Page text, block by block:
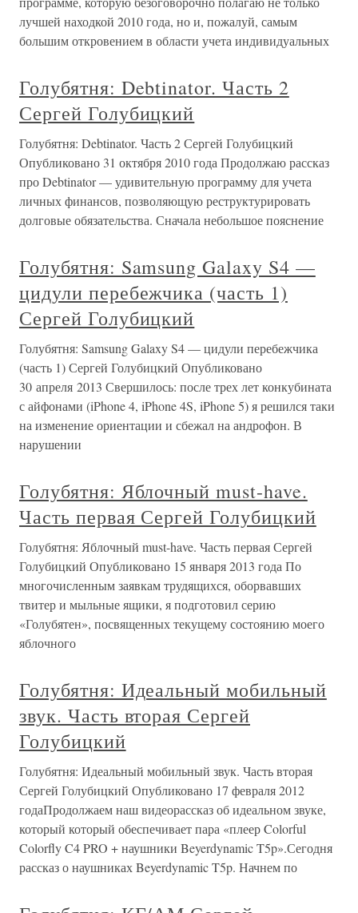
лучшей находкой 2010 года, но и, пожалуй, самым
большим откровением в области учета индивидуальных
Голубятня: Debtinator. Часть 2
Сергей Голубицкий
Голубятня: Debtinator. Часть 2 Сергей Голубицкий
Опубликовано 31 октября 2010 года Продолжаю рассказ
про Debtinator — удивительную программу для учета
личных финансов, позволяющую реструктурировать
долговые обязательства. Сначала небольшое пояснение
Голубятня: Samsung Galaxy S4 —
цидули перебежчика (часть 1)
Сергей Голубицкий
Голубятня: Samsung Galaxy S4 — цидули перебежчика
(часть 1) Сергей Голубицкий Опубликовано
30 апреля 2013 Свершилось: после трех лет конкубината
с айфонами (iPhone 4, iPhone 4S, iPhone 5) я решился таки
на изменение ориентации и сбежал на андрофон. В
нарушении
Голубятня: Яблочный must-have.
Часть первая Сергей Голубицкий
Голубятня: Яблочный must-have. Часть первая Сергей
Голубицкий Опубликовано 15 января 2013 года По
многочисленным заявкам трудящихся, оборвавших
твитер и мыльные ящики, я подготовил серию
«Голубятен», посвященных текущему состоянию моего
яблочного
Голубятня: Идеальный мобильный
звук. Часть вторая Сергей
Голубицкий
Голубятня: Идеальный мобильный звук. Часть вторая
Сергей Голубицкий Опубликовано 17 февраля 2012
годаПродолжаем наш видеорассказ об идеальном звуке,
который который обеспечивает пара «плеер Colorful
Colorfly C4 PRO + наушники Beyerdynamic T5p».Сегодня
рассказ о наушниках Beyerdynamic T5p. Начнем по